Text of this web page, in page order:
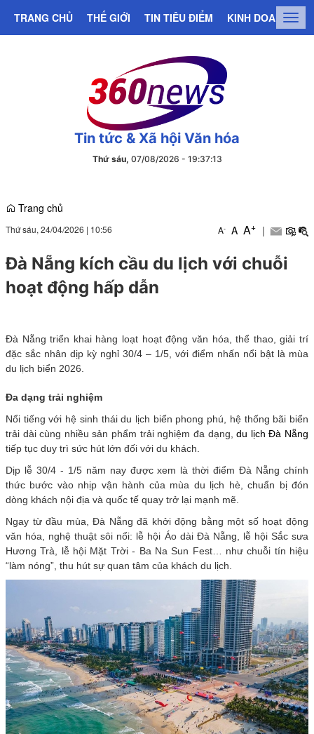
TRANG CHỦ THẾ GIỚI TIN TIÊU ĐIỂM KINH DOANH
Tin tức & Xã hội Văn hóa
Thứ sáu, 07/08/2026 - 19:37:13
Trang chủ
Thứ sáu, 24/04/2026 | 10:56 A- A A+ |
Đà Nẵng kích cầu du lịch với chuỗi
hoạt động hấp dẫn
Đà Nẵng triển khai hàng loạt hoạt động văn hóa, thể thao, giải trí
đặc sắc nhân dịp kỳ nghỉ 30/4 – 1/5, với điểm nhấn nổi bật là mùa
du lịch biển 2026.
Đa dạng trải nghiệm
Nổi tiếng với hệ sinh thái du lịch biển phong phú, hệ thống bãi biển
trải dài cùng nhiều sản phẩm trải nghiệm đa dạng,du lịch Đà Nẵng
tiếp tục duy trì sức hút lớn đối với du khách.
Dịp lễ 30/4 - 1/5 năm nay được xem là thời điểm Đà Nẵng chính
thức bước vào nhịp vận hành của mùa du lịch hè, chuẩn bị đón
dòng khách nội địa và quốc tế quay trở lại mạnh mẽ.
Ngay từ đầu mùa, Đà Nẵng đã khởi động bằng một số hoạt động
văn hóa, nghệ thuật sôi nổi: lễ hội Áo dài Đà Nẵng, lễ hội Sắc sưa
Hương Trà, lễ hội Mặt Trời - Ba Na Sun Fest… như chuỗi tín hiệu
“làm nóng”, thu hút sự quan tâm của khách du lịch.